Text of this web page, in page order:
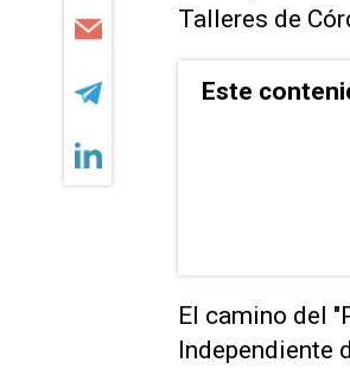
Talleres de
Este
El camino del
Independiente